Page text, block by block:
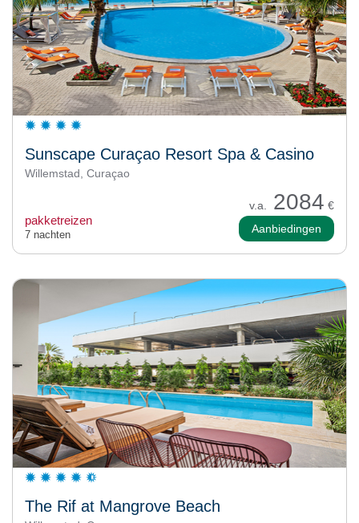
Sunscape Curaçao Resort Spa & Casino
Willemstad, Curaçao
v.a. 2084 €
pakketreizen
7 nachten Aanbiedingen
The Rif at Mangrove Beach